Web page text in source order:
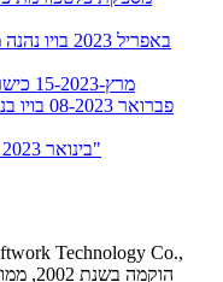
18 באפריל 2023
בויו
מרץ-15-2023
פברואר 08-2023
22 בינואר 2023בויו תורם ל"צ'יפ סיני" "מסך סיני"
Technology Co.,